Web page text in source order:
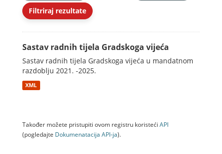
Filtriraj rezultate
Sastav radnih tijela Gradskoga vijeća
Sastav radnih tijela Gradskoga vijeća u mandatnom
razdoblju 2021. -2025.
XML
Također možete pristupiti ovom registru koristeći API
(pogledajte Dokumenаtаcijа API-jа).